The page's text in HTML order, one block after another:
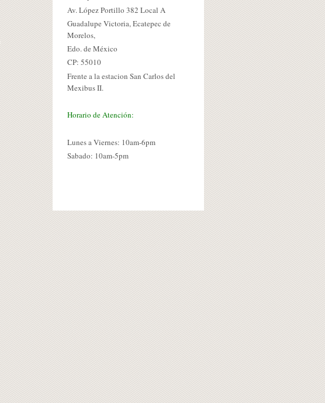
Av. López Portillo 382 Local A
Guadalupe Victoria, Ecatepec de
Morelos,
Edo. de México
CP: 55010
Frente a la estacion San Carlos del
Mexibus II.
Horario de Atención:
Lunes a Viernes: 10am-6pm
Sabado: 10am-5pm